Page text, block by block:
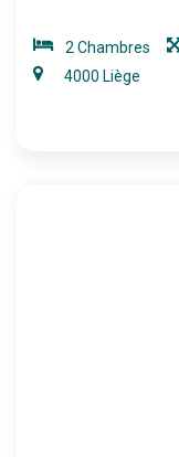
2 Chambres
4000 Liège